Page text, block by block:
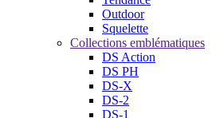
Outdoor
Squelette
Collections emblématiques
DS Action
DS PH
DS-X
DS-2
DS-1